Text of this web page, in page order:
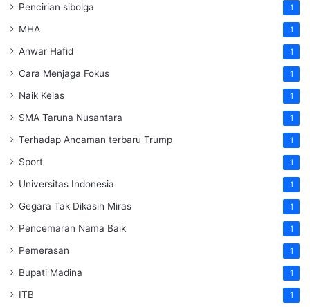
Pencirian sibolga 1
MHA 1
Anwar Hafid 1
Cara Menjaga Fokus 1
Naik Kelas 1
SMA Taruna Nusantara 1
Terhadap Ancaman terbaru Trump 1
Sport 1
Universitas Indonesia 1
Gegara Tak Dikasih Miras 1
Pencemaran Nama Baik 1
Pemerasan 1
Bupati Madina 1
ITB 1